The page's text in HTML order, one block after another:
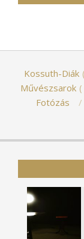
Kossuth-Diák
Művészsarok
Fotózás